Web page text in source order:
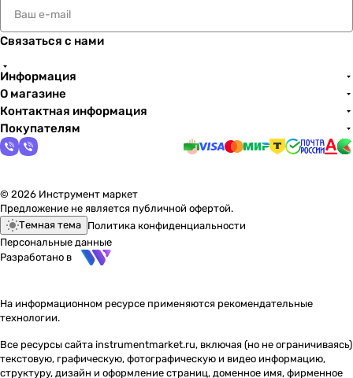
Связаться с нами
Информация
О магазине
Контактная информация
Покупателям
© 2026 Инструмент маркет
Предложение не является публичной офертой.
Темная тема Политика конфиденциальности
Персональные данные
Разработано в
На информационном ресурсе применяются рекомендательные
технологии.
Все ресурсы сайта instrumentmarket.ru, включая (но не ограничиваясь)
текстовую, графическую, фотографическую и видео информацию,
структуру, дизайн и оформление страниц, доменное имя, фирменное